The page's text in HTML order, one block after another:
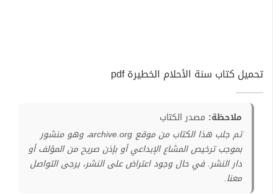
تحميل كتاب سنة الأحلام الخطيرة pdf
ملاحظة: مصدر الكتاب
تم جلب هذا الكتاب من موقع archive.org، وهو منشور
بموجب ترخيص المشاع الإبداعي أو بإذن صريح من المؤلف أو
دار النشر. في حال وجود اعتراض على النشر، يرجى التواصل
معنا.